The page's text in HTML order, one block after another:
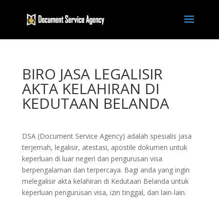
BIRO JASA LEGALISIR
AKTA KELAHIRAN DI
KEDUTAAN BELANDA
DSA (Document Service Agency) adalah spesialis jasa
terjemah, legalisir, atestasi, apostile dokumen untuk
keperluan di luar negeri dan pengurusan visa
berpengalaman dan terpercaya. Bagi anda yang ingin
melegalisir akta kelahiran di Kedutaan Belanda untuk
keperluan pengurusan visa, izin tinggal, dan lain-lain.